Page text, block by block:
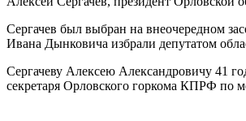
Сергачев был выбран на внеочередном
Ивана Дынковича избрали депутатом
Сергачеву Алексею Александровичу 41
секретаря Орловского горкома КПРФ по